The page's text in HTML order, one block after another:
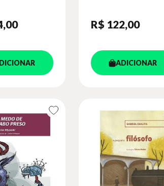
,00 R$ 122,00
ADICIONAR